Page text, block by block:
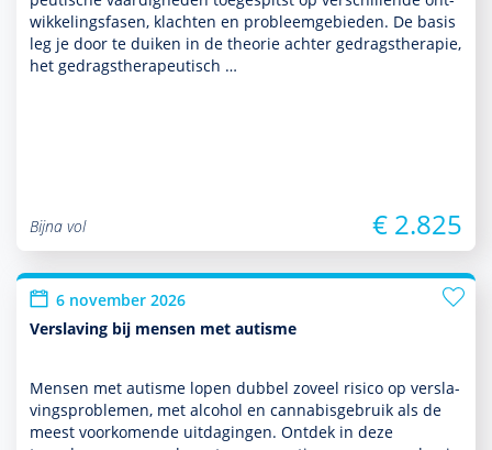
wikke­lingsfasen, klachten en probleemgebieden. De basis
leg je door te duiken in de theorie achter gedrags­thera­pie,
het gedrags­thera­peu­tisch …
Bijna vol € 2.825
6 november 2026
Verslaving bij mensen met autisme
Mensen met autisme lopen dubbel zoveel risico op ver­sla­
vingspro­ble­men, met alcohol en cannabisgebruik als de
meest voor­komende uitdagingen. Ontdek in deze